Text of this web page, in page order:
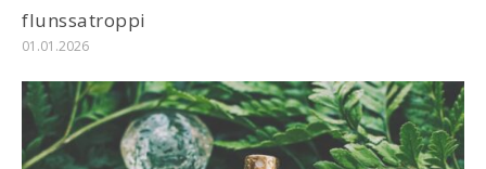
flunssatroppi
01.01.2026